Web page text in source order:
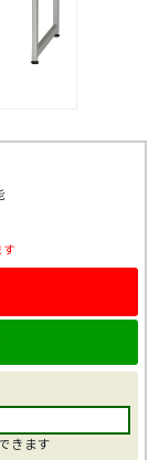
きます